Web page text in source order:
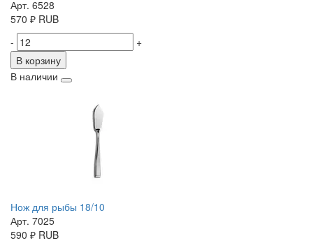
Арт. 6528
570 ₽ RUB
-
+
В корзину
В наличии
Нож для рыбы 18/10
Арт. 7025
590 ₽ RUB